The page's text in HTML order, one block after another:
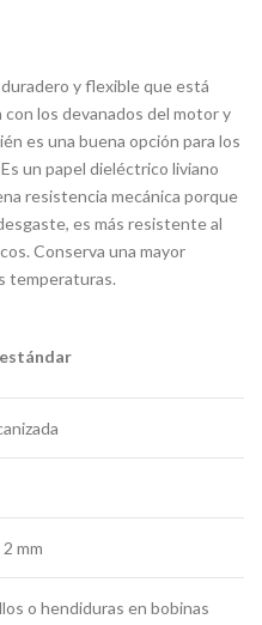
y flexible que está
con los devanados del motor y
es una buena opción para los
un papel dieléctrico liviano
resistencia mecánica porque
es más resistente al
Conserva una mayor
temperaturas.
mm
o hendiduras en bobinas